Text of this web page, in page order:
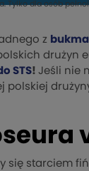
Tylko dla osób
z
drużyn
STS! Jeśli nie
polskiej
się starciem